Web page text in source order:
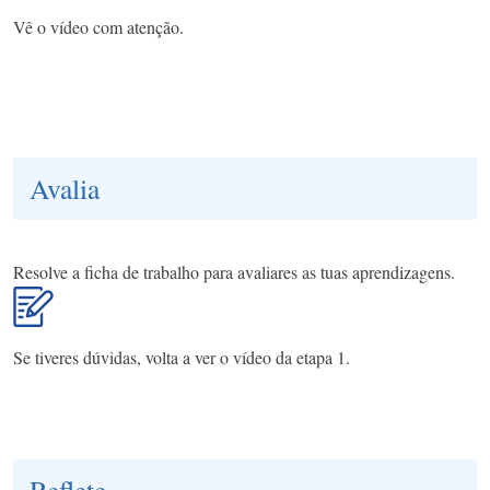
Vê o vídeo com atenção.
Avalia
Resolve a ficha de trabalho para avaliares as tuas aprendizagens.
Se tiveres dúvidas, volta a ver o vídeo da etapa 1.